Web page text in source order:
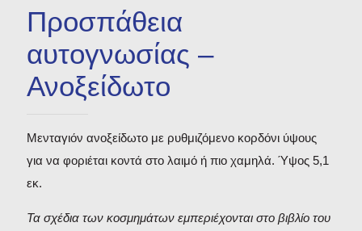
Προσπάθεια
αυτογνωσίας –
Ανοξείδωτο
Μενταγιόν ανοξείδωτο με ρυθμιζόμενο κορδόνι ύψους
για να φοριέται κοντά στο λαιμό ή πιο χαμηλά. Ύψος 5,1
εκ.
Τα σχέδια των κοσμημάτων εμπεριέχονται στο βιβλίο του